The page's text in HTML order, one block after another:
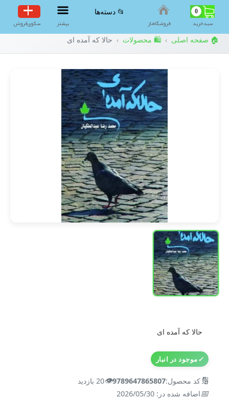
0
سبد‌خرید فروشگاه‌ناز
📂 دسته‌ها
بیشتر سکوی‌فروش
🏠 صفحه اصلی › 🛍️ محصولات › حالا که آمده ای
حالا که آمده ای
✓موجود در انبار
🔢کد محصول:9789647865807
👁️20 بازدید
📅اضافه شده در: 2026/05/30